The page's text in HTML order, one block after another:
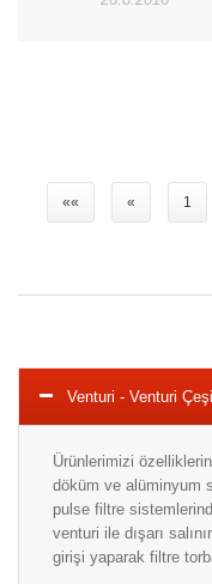
«« « 1
Venturi - Venturi
Ürünlerimizi
döküm ve alüminyum
pulse filtre
venturi ile dışarı
girişi yaparak filtre